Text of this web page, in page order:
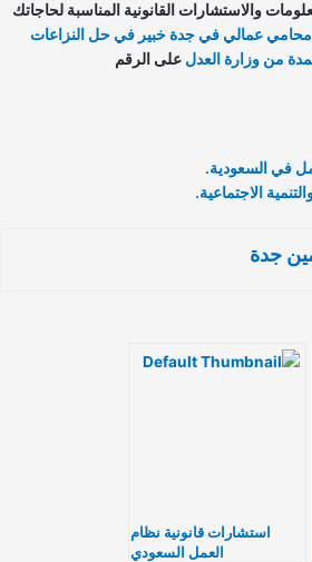
والاستشارات القانونية المناسبة لحاجاتك
عمالي في جدة خبير في حل النزاعات
من وزارة العدلعلى الرقم
الاجتماعية.
جدة
استشارات قانونية نظام
العمل السعودي